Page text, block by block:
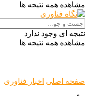
مشاهده همه نتیجه ها
نتیجه ای وجود ندارد
مشاهده همه نتیجه ها
صفحه اصلی اخبار فناوری